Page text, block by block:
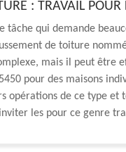
: TRAVAIL POUR
tâche qui demande
de toiture
mais il peut être
pour des maisons
opérations de ce type
les pour ce genre